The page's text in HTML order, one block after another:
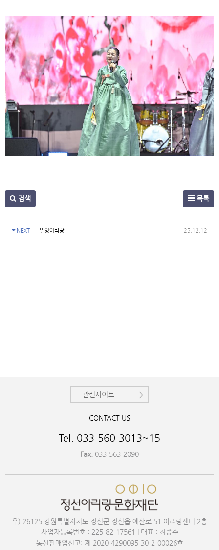
검색 목록
NEXT 밀양아리랑 25.12.12
관련사이트
CONTACT US
Tel. 033-560-3013~15
Fax. 033-563-2090
우) 26125 강원특별자치도 정선군 정선읍 애산로 51 아리랑센터 2층
사업자등록번호 : 225-82-17561 | 대표 : 최종수
통신판매업신고: 제 2020-4290095-30-2-00026호